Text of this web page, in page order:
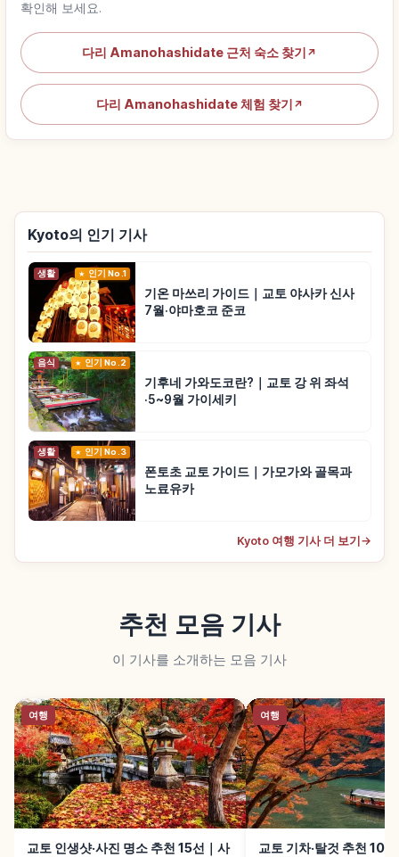
확인해 보세요.
다리 Amanohashidate 근처 숙소 찾기 ↗
다리 Amanohashidate 체험 찾기 ↗
Kyoto의 인기 기사
생활 인기 No.1
기온 마쓰리 가이드｜교토 야사카 신사
7월·야마호코 준코
음식 인기 No.2
기후네 가와도코란?｜교토 강 위 좌석
·5~9월 가이세키
생활 인기 No.3
폰토초 교토 가이드｜가모가와 골목과
노료유카
Kyoto 여행 기사 더 보기 →
추천 모음 기사
이 기사를 소개하는 모음 기사
여행
교토 인생샷·사진 명소 추천 15선｜사
여행
교토 기차·탈것 추천 10